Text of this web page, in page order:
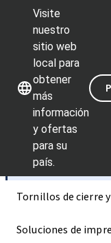
Visite
nuestro
sitio web
local para
obtener
más
información
y ofertas
para su
país.
Categorías
Implantes
Tornillos de cierre
Soluciones de